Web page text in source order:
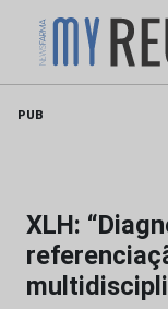
PUB
XLH: